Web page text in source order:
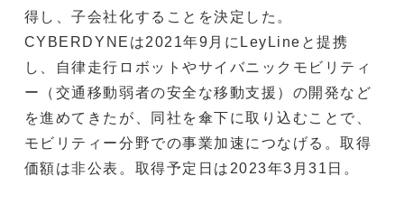
得し、子会社化することを決定した。
CYBERDYNEは2021年9月にLeyLineと提携
し、自律走行ロボットやサイバニックモビリティ
ー（交通移動弱者の安全な移動支援）の開発など
を進めてきたが、同社を傘下に取り込むことで、
モビリティー分野での事業加速につなげる。取得
価額は非公表。取得予定日は2023年3月31日。